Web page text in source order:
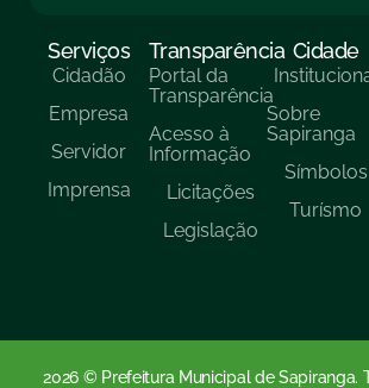
Serviços
Cidadão
Empresa
Servidor
Imprensa
Transparência
Portal da
Transparência
Acesso à
Informação
Licitações
Legislação
Cidade
Sobre
Sapiranga
Símbolos
Turísmo
2026 © Prefeitura Municipal de Sapiranga.